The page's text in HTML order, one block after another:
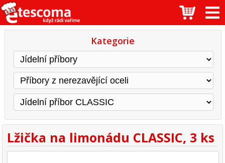
Kategorie
Lžička na limonádu CLASSIC, 3 ks